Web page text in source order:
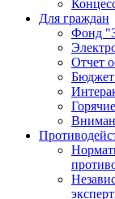
Для граждан
Фонд
Отчет
Бюджет